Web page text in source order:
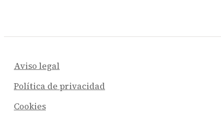
Aviso legal
Política de privacidad
Cookies